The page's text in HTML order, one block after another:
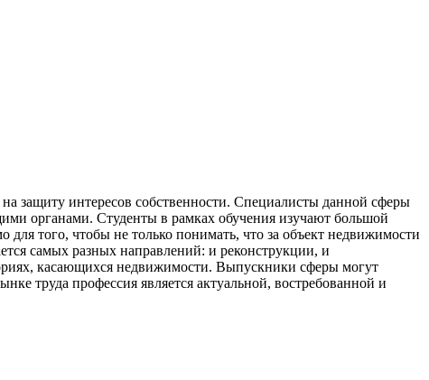
защиту интересов собственности. Специалисты данной сферы
органами. Студенты в рамках обучения изучают большой
того, чтобы не только понимать, что за объект недвижимости
самых разных направлений: и реконструкции, и
касающихся недвижимости. Выпускники сферы могут
труда профессия является актуальной, востребованной и